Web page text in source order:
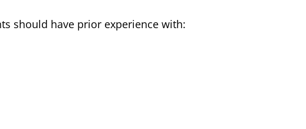
should have prior experience with: